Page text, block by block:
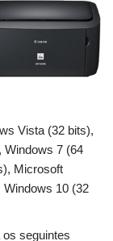
Vista (32 bits),
Windows 7 (64
Microsoft
10 (32
seguintes